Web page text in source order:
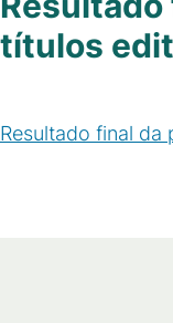
títulos
Resultado final